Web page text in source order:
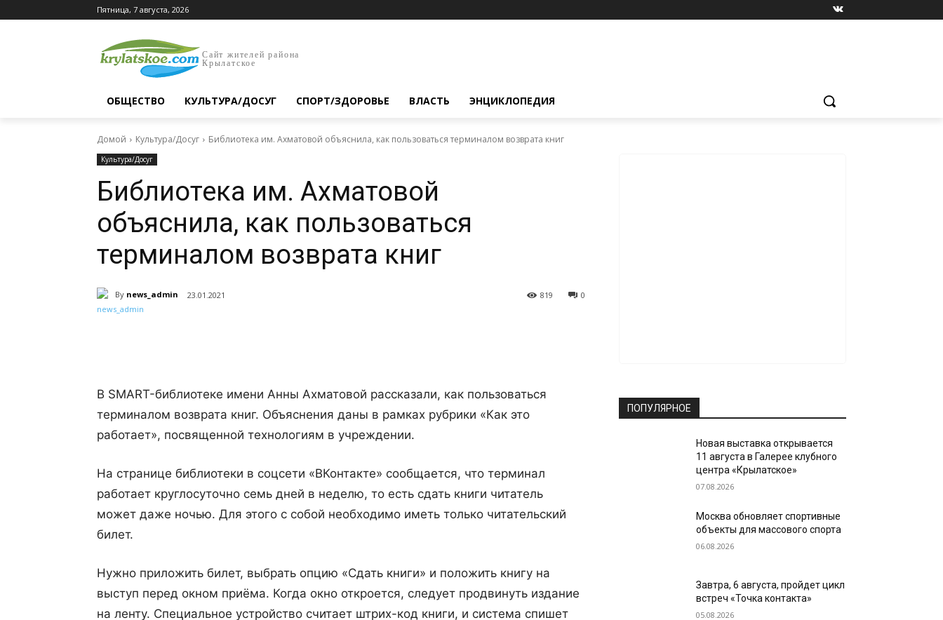
Пятница, 7 августа, 2026
Сайт жителей района
Крылатское
ОБЩЕСТВО КУЛЬТУРА/ДОСУГ СПОРТ/ЗДОРОВЬЕ ВЛАСТЬ ЭНЦИКЛОПЕДИЯ
Домой Культура/Досуг Библиотека им. Ахматовой объяснила, как пользоваться терминалом возврата книг
Культура/Досуг
Библиотека им. Ахматовой
объяснила, как пользоваться
терминалом возврата книг
By news_admin 23.01.2021 0
819
В SMART-библиотеке имени Анны Ахматовой рассказали, как пользоваться
терминалом возврата книг. Объяснения даны в рамках рубрики «Как это
работает», посвященной технологиям в учреждении.
На странице библиотеки в соцсети «ВКонтакте» сообщается, что терминал
работает круглосуточно семь дней в неделю, то есть сдать книги читатель
может даже ночью. Для этого с собой необходимо иметь только читательский
билет.
Нужно приложить билет, выбрать опцию «Сдать книги» и положить книгу на
выступ перед окном приёма. Когда окно откроется, следует продвинуть издание
на ленту. Специальное устройство считает штрих-код книги, и система спишет
ПОПУЛЯРНОЕ
Новая выставка открывается
11 августа в Галерее клубного
центра «Крылатское»
07.08.2026
Москва обновляет спортивные
объекты для массового спорта
06.08.2026
Завтра, 6 августа, пройдет цикл
встреч «Точка контакта»
05.08.2026